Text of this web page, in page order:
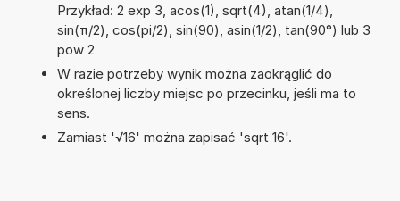
Przykład: 2 exp 3, acos(1), sqrt(4), atan(1/4),
sin(π/2), cos(pi/2), sin(90), asin(1/2), tan(90°) lub 3
pow 2
W razie potrzeby wynik można zaokrąglić do
określonej liczby miejsc po przecinku, jeśli ma to
sens.
Zamiast '√16' można zapisać 'sqrt 16'.